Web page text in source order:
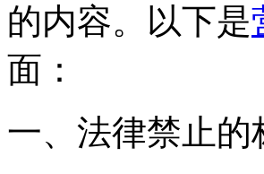
的内容。以下是
面：
一、法律禁止的